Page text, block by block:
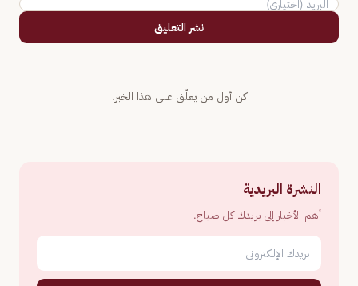
نشر التعليق
كن أول من يعلّق على هذا الخبر.
النشرة البريدية
أهم الأخبار إلى بريدك كل صباح.